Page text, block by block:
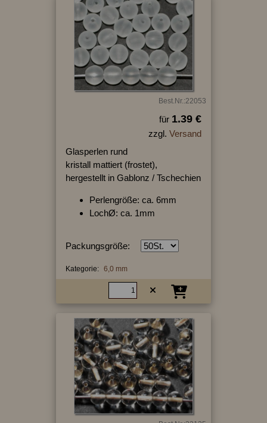
Best.Nr.:22053
für 1.39 €
zzgl. Versand
Glasperlen rund
kristall mattiert (frostet),
hergestellt in Gablonz / Tschechien
Perlengröße: ca. 6mm
LochØ: ca. 1mm
Packungsgröße:
Kategorie: 6,0 mm